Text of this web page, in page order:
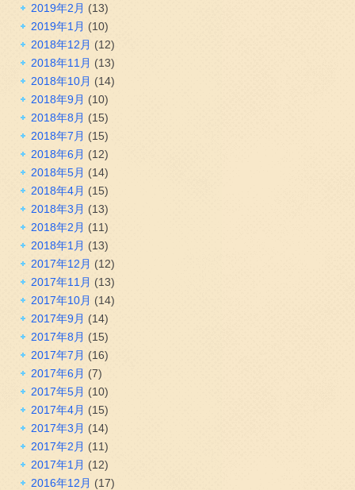
2019年2月 (13)
2019年1月 (10)
2018年12月 (12)
2018年11月 (13)
2018年10月 (14)
2018年9月 (10)
2018年8月 (15)
2018年7月 (15)
2018年6月 (12)
2018年5月 (14)
2018年4月 (15)
2018年3月 (13)
2018年2月 (11)
2018年1月 (13)
2017年12月 (12)
2017年11月 (13)
2017年10月 (14)
2017年9月 (14)
2017年8月 (15)
2017年7月 (16)
2017年6月 (7)
2017年5月 (10)
2017年4月 (15)
2017年3月 (14)
2017年2月 (11)
2017年1月 (12)
2016年12月 (17)